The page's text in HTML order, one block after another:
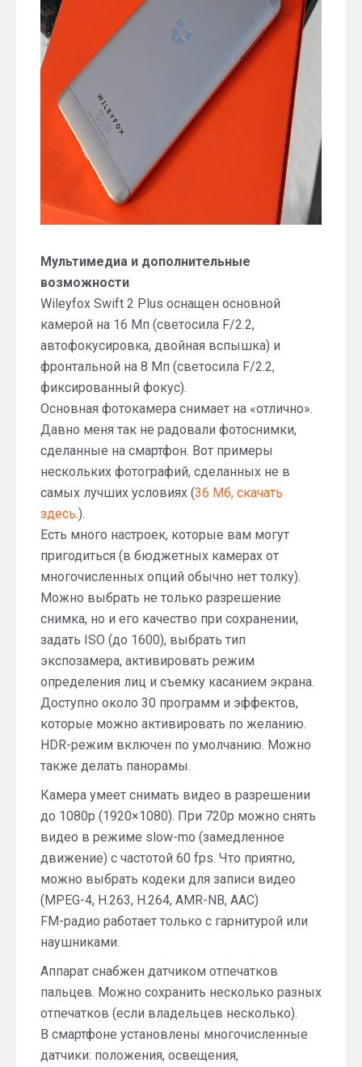
Мультимедиа и дополнительные
возможности
Wileyfox Swift 2 Plus оснащен основной
камерой на 16 Мп (светосила F/2.2,
автофокусировка, двойная вспышка) и
фронтальной на 8 Мп (светосила F/2.2,
фиксированный фокус).
Основная фотокамера снимает на «отлично».
Давно меня так не радовали фотоснимки,
сделанные на смартфон. Вот примеры
нескольких фотографий, сделанных не в
самых лучших условиях (36 Мб, скачать
здесь.).
Есть много настроек, которые вам могут
пригодиться (в бюджетных камерах от
многочисленных опций обычно нет толку).
Можно выбрать не только разрешение
снимка, но и его качество при сохранении,
задать ISO (до 1600), выбрать тип
экспозамера, активировать режим
определения лиц и съемку касанием экрана.
Доступно около 30 программ и эффектов,
которые можно активировать по желанию.
HDR-режим включен по умолчанию. Можно
также делать панорамы.
Камера умеет снимать видео в разрешении
до 1080p (1920×1080). При 720р можно снять
видео в режиме slow-mo (замедленное
движение) с частотой 60 fps. Что приятно,
можно выбрать кодеки для записи видео
(MPEG-4, H.263, H.264, AMR-NB, AAC)
FM-радио работает только с гарнитурой или
наушниками.
Аппарат снабжен датчиком отпечатков
пальцев. Можно сохранить несколько разных
отпечатков (если владельцев несколько).
В смартфоне установлены многочисленные
датчики: положения, освещения,